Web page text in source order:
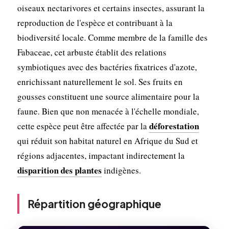
oiseaux nectarivores et certains insectes, assurant la
reproduction de l'espèce et contribuant à la
biodiversité locale. Comme membre de la famille des
Fabaceae, cet arbuste établit des relations
symbiotiques avec des bactéries fixatrices d'azote,
enrichissant naturellement le sol. Ses fruits en
gousses constituent une source alimentaire pour la
faune. Bien que non menacée à l'échelle mondiale,
cette espèce peut être affectée par ladéforestation
qui réduit son habitat naturel en Afrique du Sud et
régions adjacentes, impactant indirectement la
disparition des plantes indigènes.
Répartition géographique